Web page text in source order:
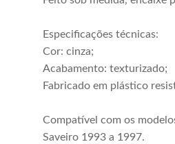
Especificações técnicas:
Cor: cinza;
Acabamento: texturizado;
Fabricado em plástico
Compatível com os
Saveiro 1993 a 1997.